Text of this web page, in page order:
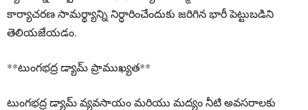
కార్యాచరణ సామర్థ్యాన్ని నిర్ధారించేందుకు జరిగిన భారీ పెట్టుబడిని
తెలియజేయడం.
**టుంగభద్ర డ్యామ్ ప్రాముఖ్యత**
టుంగభద్ర డ్యామ్ వ్యవసాయం మరియు మద్యం నీటి అవసరాలకు